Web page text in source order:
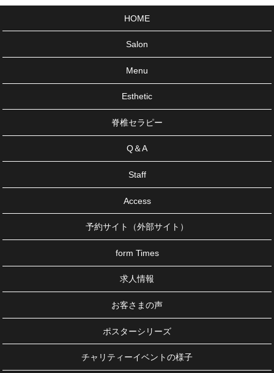
HOME
Salon
Menu
Esthetic
脊椎セラピー
Q＆A
Staff
Access
予約サイト（外部サイト）
form Times
求人情報
お客さまの声
ポスターシリーズ
チャリティーイベントの様子